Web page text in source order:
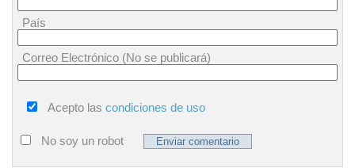
País
Correo Electrónico (No se publicará)
Acepto las condiciones de uso
No soy un robot